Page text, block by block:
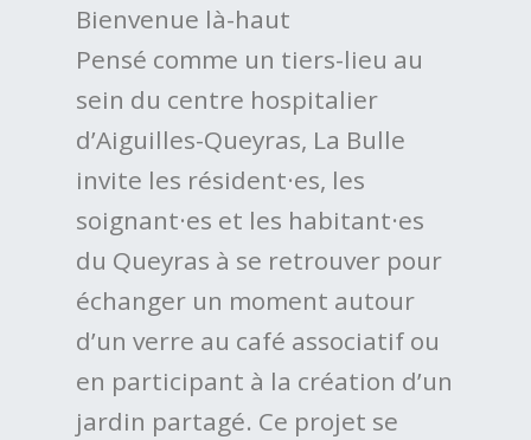
Bienvenue là-haut
Pensé comme un tiers-lieu au
sein du centre hospitalier
d’Aiguilles-Queyras, La Bulle
invite les résident·es, les
soignant·es et les habitant·es
du Queyras à se retrouver pour
échanger un moment autour
d’un verre au café associatif ou
en participant à la création d’un
jardin partagé. Ce projet se